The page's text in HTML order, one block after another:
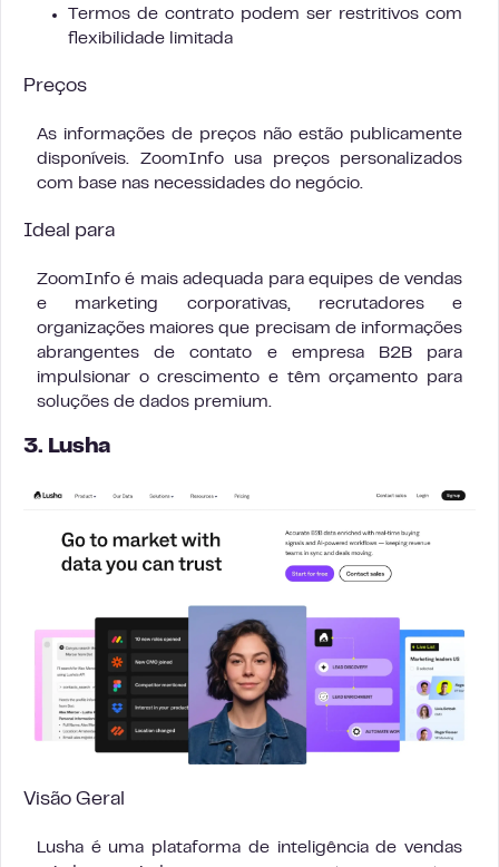
Termos de contrato podem ser restritivos com
flexibilidade limitada
Preços
As informações de preços não estão publicamente
disponíveis. ZoomInfo usa preços personalizados
com base nas necessidades do negócio.
Ideal para
ZoomInfo é mais adequada para equipes de vendas
e marketing corporativas, recrutadores e
organizações maiores que precisam de informações
abrangentes de contato e empresa B2B para
impulsionar o crescimento e têm orçamento para
soluções de dados premium.
3. Lusha
Visão Geral
Lusha é uma plataforma de inteligência de vendas